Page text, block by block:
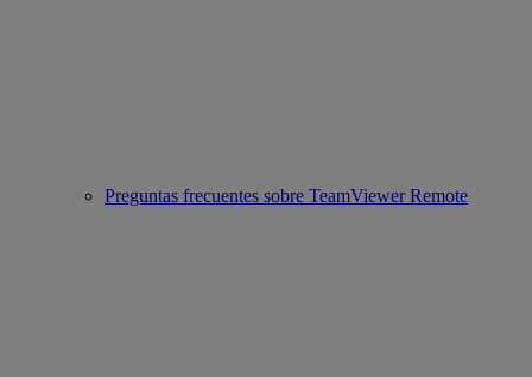
Preguntas frecuentes sobre TeamViewer Remote